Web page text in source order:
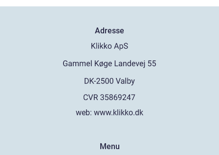
Adresse
web: www.klikko.dk
Menu